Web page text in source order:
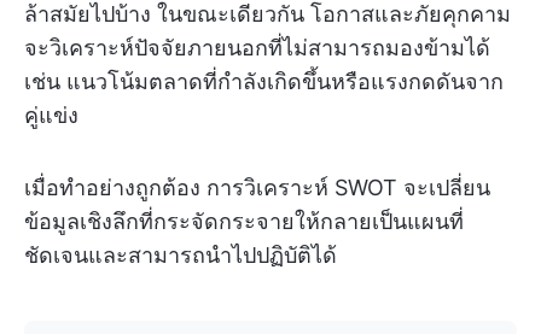
ล้าสมัยไปบ้าง ในขณะเดียวกัน โอกาสและภัยคุกคาม
จะวิเคราะห์ปัจจัยภายนอกที่ไม่สามารถมองข้ามได้
เช่น แนวโน้มตลาดที่กำลังเกิดขึ้นหรือแรงกดดันจาก
คู่แข่ง
เมื่อทำอย่างถูกต้อง การวิเคราะห์ SWOT จะเปลี่ยน
ข้อมูลเชิงลึกที่กระจัดกระจายให้กลายเป็นแผนที่
ชัดเจนและสามารถนำไปปฏิบัติได้